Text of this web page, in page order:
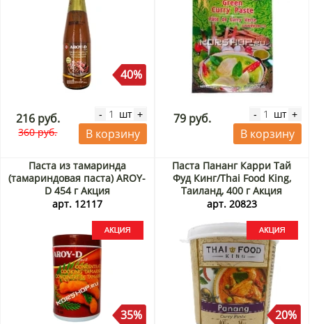
40%
216 руб.
360 руб.
- шт +
В корзину
79 руб. - шт +
В корзину
Паста из тамаринда
(тамариндовая паста) AROY-
D 454 г Акция
арт. 12117
35%
Паста Пананг Карри Тай
Фуд Кинг/Thai Food King,
Таиланд, 400 г Акция
арт. 20823
20%